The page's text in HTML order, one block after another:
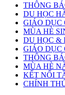
THÔNG
DU HỌC
GIÁO DỤC
MÙA HÈ
DU HỌC &
GIÁO DỤC
THÔNG
MÙA HÈ
KẾT NỐI
CHÍNH